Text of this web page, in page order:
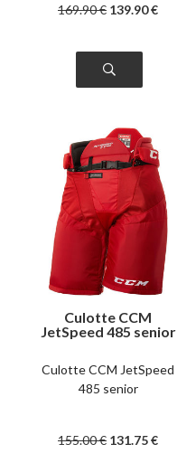
169.90€ 139.90€
Culotte CCM
JetSpeed 485 senior
Culotte CCM JetSpeed
485 senior
155.00€ 131.75€